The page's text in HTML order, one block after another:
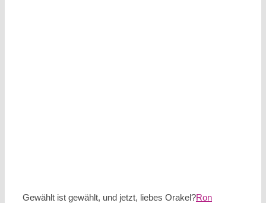
Gewählt ist gewählt, und jetzt, liebes Orakel?Ron